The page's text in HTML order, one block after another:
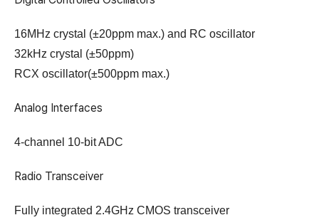
16MHz crystal (±20ppm max.) and RC oscillator
32kHz crystal (±50ppm)
RCX oscillator(±500ppm max.)
Analog Interfaces
4-channel 10-bit ADC
Radio Transceiver
Fully integrated 2.4GHz CMOS transceiver